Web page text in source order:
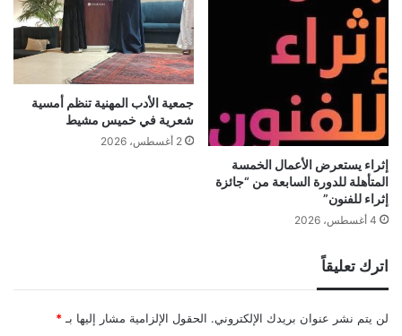
إثراء يستعرض الأعمال الخمسة
المتأهلة للدورة السابعة من “جائزة
إثراء للفنون”
4 أغسطس، 2026
جمعية الأدب المهنية تنظم أمسية
شعرية في خميس مشيط
2 أغسطس، 2026
اترك تعليقاً
لن يتم نشر عنوان بريدك الإلكتروني. الحقول الإلزامية مشار إليها بـ*